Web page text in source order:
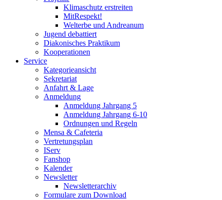
Klimaschutz erstreiten
MitRespekt!
Welterbe und Andreanum
Jugend debattiert
Diakonisches Praktikum
Kooperationen
Service
Kategorieansicht
Sekretariat
Anfahrt & Lage
Anmeldung
Anmeldung Jahrgang 5
Anmeldung Jahrgang 6-10
Ordnungen und Regeln
Mensa & Cafeteria
Vertretungsplan
IServ
Fanshop
Kalender
Newsletter
Newsletterarchiv
Formulare zum Download